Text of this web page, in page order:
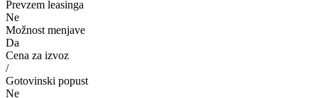
Prevzem leasinga
Ne
Možnost menjave
Da
Cena za izvoz
/
Gotovinski popust
Ne